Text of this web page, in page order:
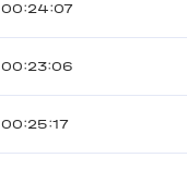
00:24:07
00:23:06
00:25:17